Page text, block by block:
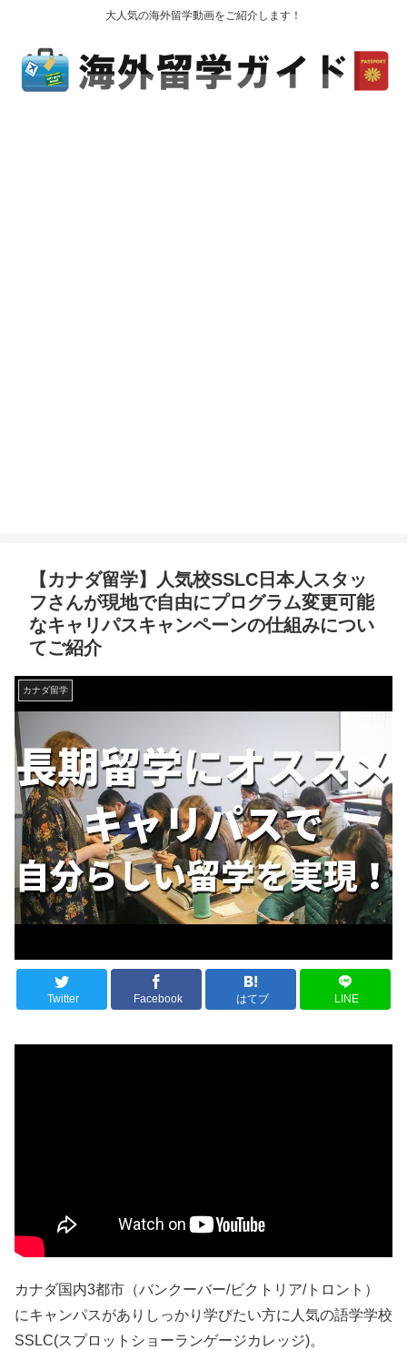
大人気の海外留学動画をご紹介します！
【カナダ留学】人気校SSLC日本人スタッ
フさんが現地で自由にプログラム変更可能
なキャリパスキャンペーンの仕組みについ
てご紹介
カナダ留学
Twitter Facebook はてブ LINE
カナダ国内3都市（バンクーバー/ビクトリア/トロント）
にキャンパスがありしっかり学びたい方に人気の語学学校
SSLC(スプロットショーランゲージカレッジ)。